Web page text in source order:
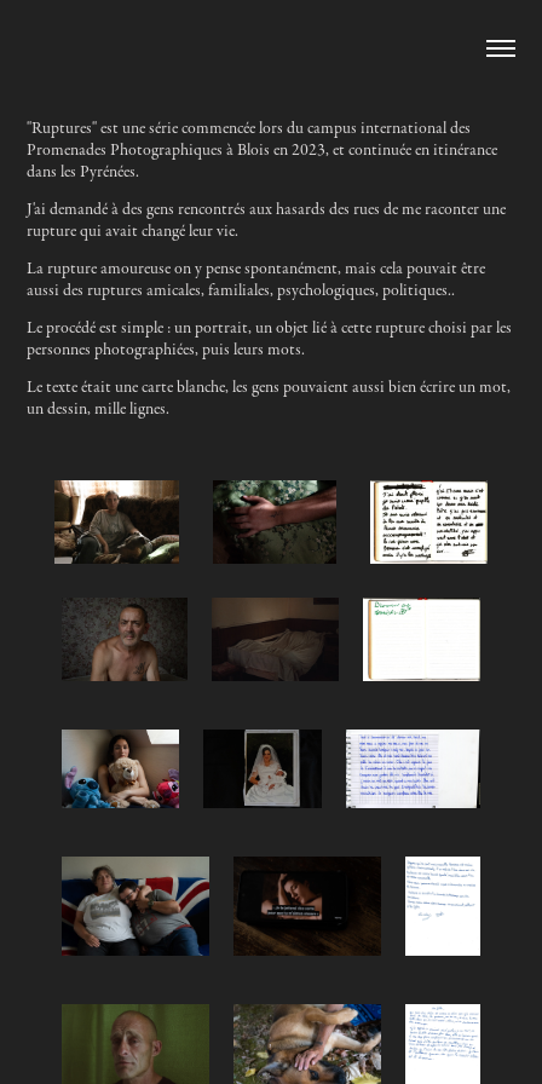
"Ruptures" est une série commencée lors du campus international des
Promenades Photographiques à Blois en 2023, et continuée en itinérance
dans les Pyrénées.
J'ai demandé à des gens rencontrés aux hasards des rues de me raconter une
rupture qui avait changé leur vie.
La rupture amoureuse on y pense spontanément, mais cela pouvait être
aussi des ruptures amicales, familiales, psychologiques, politiques..
Le procédé est simple : un portrait, un objet lié à cette rupture choisi par les
personnes photographiées, puis leurs mots.
Le texte était une carte blanche, les gens pouvaient aussi bien écrire un mot,
un dessin, mille lignes.